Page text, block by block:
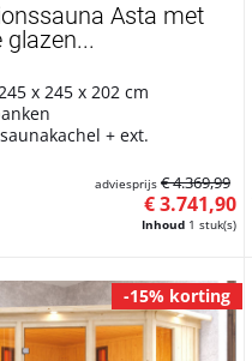
Asta met
x 245 x 202 cm
+ ext.
Inhoud 1 stuk(s)
€ 3.741,90
adviesprijs € 4.369,99
-15% korting